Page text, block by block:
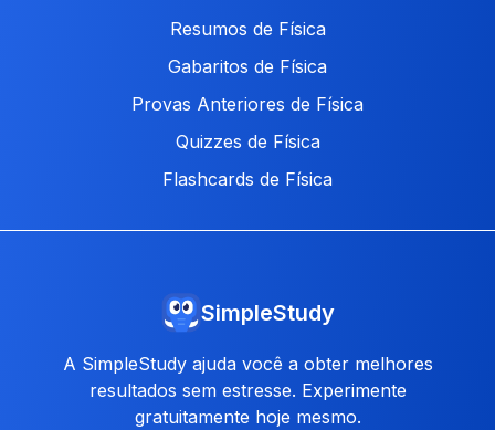
Resumos de Física
Gabaritos de Física
Provas Anteriores de Física
Quizzes de Física
Flashcards de Física
SimpleStudy
A SimpleStudy ajuda você a obter melhores
resultados sem estresse. Experimente
gratuitamente hoje mesmo.